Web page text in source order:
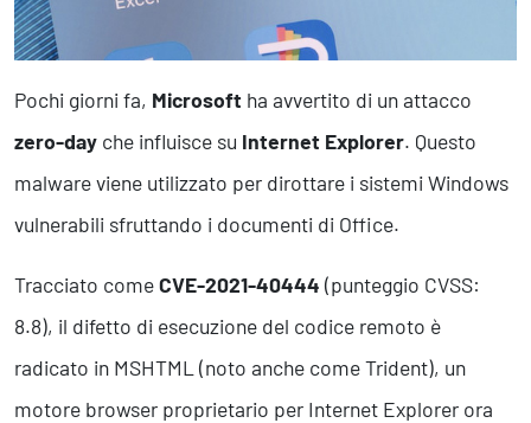
Produttività & Lavoro in Team
Remote Working & Video e Audio Conferencing
Business Intelligence, Analitiche e Intelligenza Artificiale
Sviluppo App
Operation
Efficientamento Aziendale
Project Management
Finanza & Gestione Economica
Risk Management
Sistemi di Gestione
Pochi giorni fa, Microsoft ha avvertito di un attacco
zero-day che influisce su Internet Explorer. Questo
malware viene utilizzato per dirottare i sistemi Windows
vulnerabili sfruttando i documenti di Office.
Tracciato comeCVE-2021-40444 (punteggio CVSS:
8.8), il difetto di esecuzione del codice remoto è
radicato in MSHTML (noto anche come Trident), un
motore browser proprietario per Internet Explorer ora